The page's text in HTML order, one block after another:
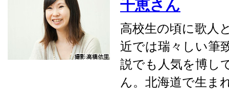
千恵さん
高校生の頃に歌人
近では瑞々しい筆
説でも人気を博し
ん。北海道で生ま